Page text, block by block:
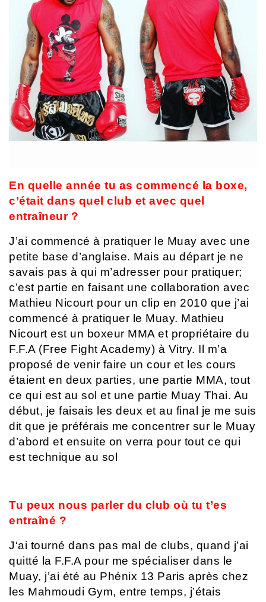
En quelle année tu as commencé la boxe,
c’était dans quel club et avec quel
entraîneur ?
J’ai commencé à pratiquer le Muay avec une
petite base d’anglaise. Mais au départ je ne
savais pas à qui m’adresser pour pratiquer;
c’est partie en faisant une collaboration avec
Mathieu Nicourt pour un clip en 2010 que j’ai
commencé à pratiquer le Muay. Mathieu
Nicourt est un boxeur MMA et propriétaire du
F.F.A (Free Fight Academy) à Vitry. Il m’a
proposé de venir faire un cour et les cours
étaient en deux parties, une partie MMA, tout
ce qui est au sol et une partie Muay Thai. Au
début, je faisais les deux et au final je me suis
dit que je préférais me concentrer sur le Muay
d’abord et ensuite on verra pour tout ce qui
est technique au sol
Tu peux nous parler du club où tu t’es
entraîné ?
J‘ai tourné dans pas mal de clubs, quand j’ai
quitté la F.F.A pour me spécialiser dans le
Muay, j’ai été au Phénix 13 Paris après chez
les Mahmoudi Gym, entre temps, j’étais